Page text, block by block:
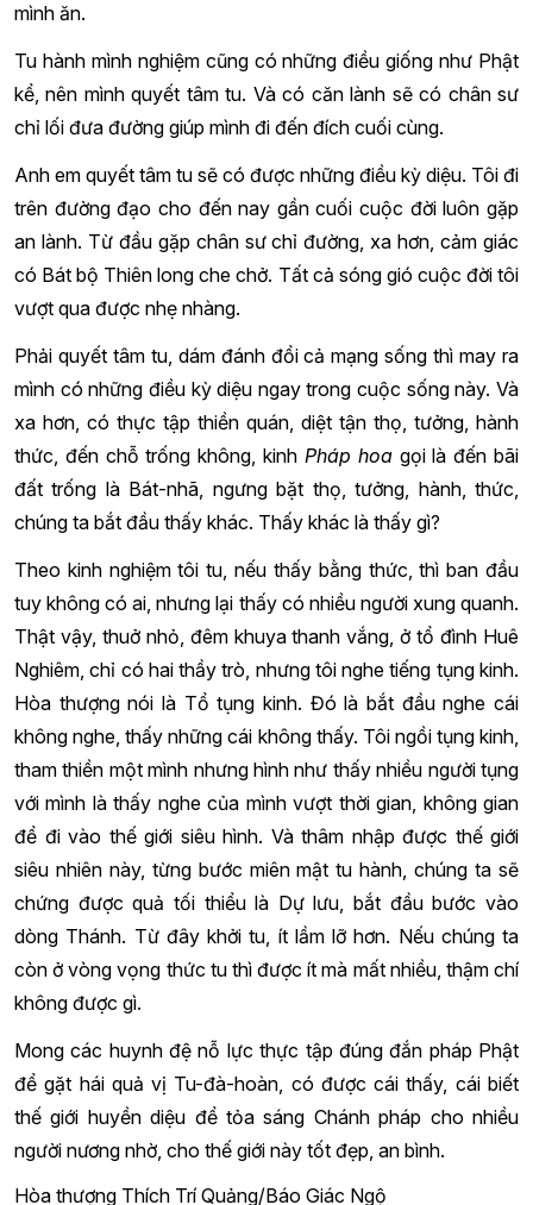
mình ăn.
Tu hành mình nghiệm cũng có những điều giống như Phật
kể, nên mình quyết tâm tu. Và có căn lành sẽ có chân sư
chỉ lối đưa đường giúp mình đi đến đích cuối cùng.
Anh em quyết tâm tu sẽ có được những điều kỳ diệu. Tôi đi
trên đường đạo cho đến nay gần cuối cuộc đời luôn gặp
an lành. Từ đầu gặp chân sư chỉ đường, xa hơn, cảm giác
có Bát bộ Thiên long che chở. Tất cả sóng gió cuộc đời tôi
vượt qua được nhẹ nhàng.
Phải quyết tâm tu, dám đánh đổi cả mạng sống thì may ra
mình có những điều kỳ diệu ngay trong cuộc sống này. Và
xa hơn, có thực tập thiền quán, diệt tận thọ, tưởng, hành
thức, đến chỗ trống không, kinh Pháp hoagọi là đến bãi
đất trống là Bát-nhã, ngưng bặt thọ, tưởng, hành, thức,
chúng ta bắt đầu thấy khác. Thấy khác là thấy gì?
Theo kinh nghiệm tôi tu, nếu thấy bằng thức, thì ban đầu
tuy không có ai, nhưng lại thấy có nhiều người xung quanh.
Thật vậy, thuở nhỏ, đêm khuya thanh vắng, ở tổ đình Huê
Nghiêm, chỉ có hai thầy trò, nhưng tôi nghe tiếng tụng kinh.
Hòa thượng nói là Tổ tụng kinh. Đó là bắt đầu nghe cái
không nghe, thấy những cái không thấy. Tôi ngồi tụng kinh,
tham thiền một mình nhưng hình như thấy nhiều người tụng
với mình là thấy nghe của mình vượt thời gian, không gian
để đi vào thế giới siêu hình. Và thâm nhập được thế giới
siêu nhiên này, từng bước miên mật tu hành, chúng ta sẽ
chứng được quả tối thiểu là Dự lưu, bắt đầu bước vào
dòng Thánh. Từ đây khởi tu, ít lầm lỡ hơn. Nếu chúng ta
còn ở vòng vọng thức tu thì được ít mà mất nhiều, thậm chí
không được gì.
Mong các huynh đệ nỗ lực thực tập đúng đắn pháp Phật
để gặt hái quả vị Tu-đà-hoàn, có được cái thấy, cái biết
thế giới huyền diệu để tỏa sáng Chánh pháp cho nhiều
người nương nhờ, cho thế giới này tốt đẹp, an bình.
Hòa thượng Thích Trí Quảng/Báo Giác Ngộ